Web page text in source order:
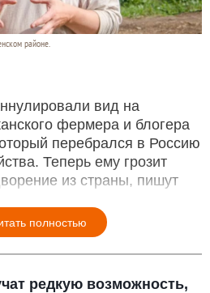
районе.
вид на
фермера и блогера
перебрался в Россию
Теперь ему грозит
из страны, пишут
полностью
редкую возможность,